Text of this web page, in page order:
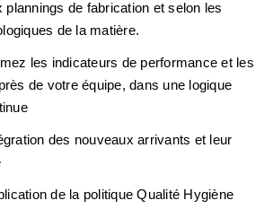
plannings de fabrication et selon les
de la matière.
les indicateurs de performance et les
de votre équipe, dans une logique
des nouveaux arrivants et leur
de la politique Qualité Hygiène